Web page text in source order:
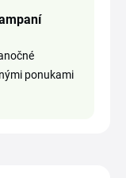
ponukami